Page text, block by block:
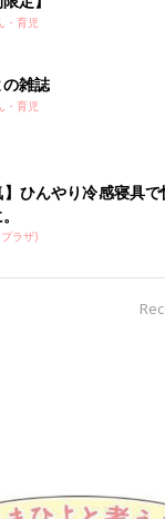
・育児
雑誌
・育児
】ひんやり冷感寝具
ラザ)
ワクチン接種できる